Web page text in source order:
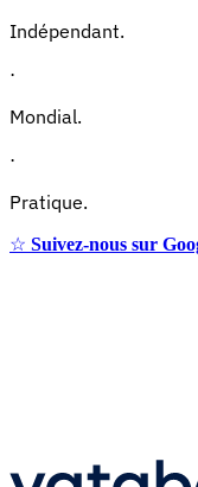
Indépendant.
·
Mondial.
·
Pratique.
☆ Suivez-nous sur